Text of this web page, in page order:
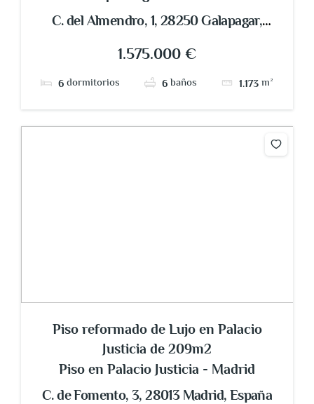
Galapagar
C. del Almendro, 1, 28250 Galapagar,
1.575.000 €
6 dormitorios 6 baños 1.173m²
Piso reformado de Lujo en Palacio
Justicia de 209m2
Piso en Palacio Justicia - Madrid
C. de Fomento, 3, 28013 Madrid, España